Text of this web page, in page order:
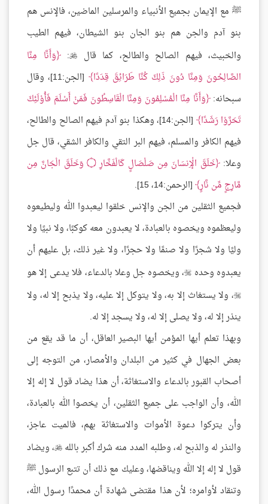
ﷺ مع الإيمان بجميع الأنبياء والمرسلين الماضين، فالإنس هم
بنو آدم والجن هم بنو الجان بنو الشيطان، فيهم الطيب
والخبيث، فيهم الصالح والطالح، كما قال

: وَأَنَّا مِنَّا
الصَّالِحُونَ وَمِنَّا دُونَ ذَلِكَ كُنَّا طَرَائِقَ قِدَدًا
[الجن:11]، وقال
سبحانه: وَأَنَّا مِنَّا الْمُسْلِمُونَ وَمِنَّا الْقَاسِطُونَ فَمَنْ أَسْلَمَ فَأُوْلَئِكَ
تَحَرَّوْا رَشَدًا
[الجن:14]، وهكذا بنو آدم فيهم الصالح والطالح،
فيهم الكافر والمسلم، فيهم البر التقي والكافر الشقي، قال جل
وعلا: خَلَقَ الْإِنسَانَ مِن صَلْصَالٍ كَالْفَخَّارِ۝ وَخَلَقَ الْجَانَّ مِن
مَّارِجٍ مِّن نَّارٍ [الرحمن:14، 15].
فجميع الثقلين من الجن والإنس خلقوا ليعبدوا الله وليطيعوه
وليعظموه ويخصوه بالعبادة، لا يعبدون معه كوكبًا، ولا نبيًا ولا
وليًا ولا شجرًا ولا صنمًا ولا حجرًا، ولا غير ذلك، بل عليهم أن
يعبدوه وحده ، ويخصوه جل وعلا بالدعاء، فلا يدعى إلا هو
، ولا يستغاث إلا به، ولا يتوكل إلا عليه، ولا يذبح إلا له، ولا
ينذر إلا له، ولا يصلى إلا له، ولا يسجد إلا له.
وبهذا تعلم أيها المؤمن أيها البصير العاقل، أن ما قد يقع من
بعض الجهال في كثير من البلدان والأمصار، من التوجه إلى
أصحاب القبور بالدعاء والاستغاثة، أن هذا يضاد قول لا إله إلا
الله، وأن الواجب على جميع الثقلين، أن يخصوا الله بالعبادة،
وأن يتركوا دعوة الأموات والاستغاثة بهم، فالميت عاجز،
والنذر له والذبح له، وطلبه المدد منه شرك أكبر بالله ، ويضاد
قول لا إله إلا الله ويناقضها، وعليك مع ذلك أن تتبع الرسول ﷺ
وتنقاد لأوامره؛ لأن هذا مقتضى شهادة أن محمدًا رسول الله،